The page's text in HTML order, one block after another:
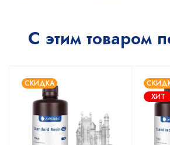
С этим товаром
СКИДКА
ХИТ